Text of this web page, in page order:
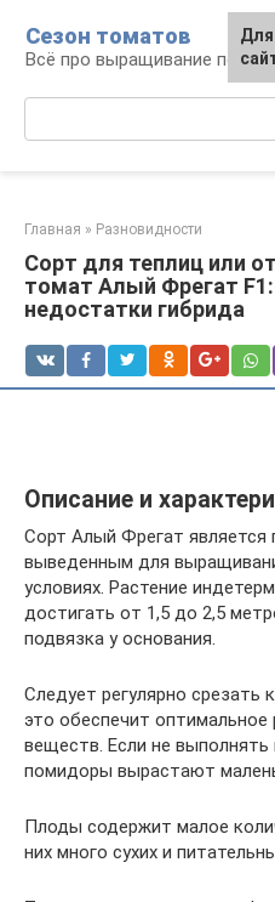
контенту
Сезон томатов
Всё про выращивание
Главная » Разновидности
Сорт для теплиц или
томат Алый Фрегат
недостатки гибрида
Описание и
Сорт Алый Фрегат является
выведенным для
условиях. Растение
достигать от 1,5 до 2,5
подвязка у основания.
Следует регулярно срезать
это обеспечит оптимальное
веществ. Если не
помидоры вырастают
Плоды содержит малое
них много сухих и